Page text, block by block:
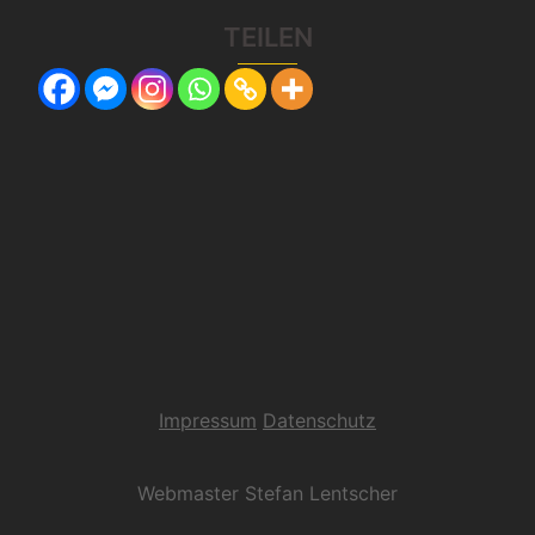
TEILEN
Impressum Datenschutz
Webmaster Stefan Lentscher